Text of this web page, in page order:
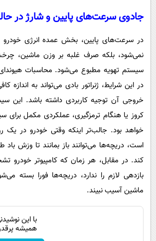
جادوی سرعت‌های پایین و شارژ در
در سرعت‌های پایین، بخش عمده انرژی
نمی‌شود، بلکه صرف غلبه بر وزن ماشین،
سیستم تهویه مطبوع می‌شود. محاسبات
در این شرایط، ژنراتور بادی می‌تواند به اندازه
خروجی آن توجیه کاربردی داشته باشد. این
کروز یا هنگام ترمزگیری، عملکردی مکمل برای
خواهد بود. جالب‌تر اینکه وقتی خودرو در یک
است، دریچه‌ها می‌توانند باز بمانند تا وزش باد
کند. در مقابل، هر زمان که کامپیوتر
بازدهی لازم را ندارد، دریچه‌ها فورا بسته
ماشین آسیب نبیند.
با این
همیشه